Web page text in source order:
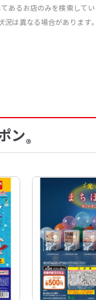
あるお店のみを検索して
は異なる場合があります
ン®